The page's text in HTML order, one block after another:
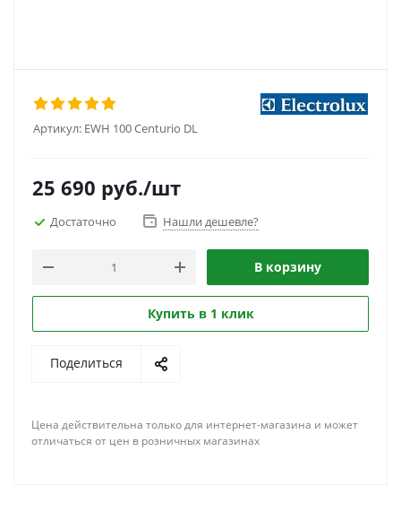
Артикул: EWH 100 Centurio DL
25 690 руб./шт
Достаточно Нашли дешевле?
В корзину
Купить в 1 клик
Поделиться
Цена действительна только для интернет-магазина и может
отличаться от цен в розничных магазинах